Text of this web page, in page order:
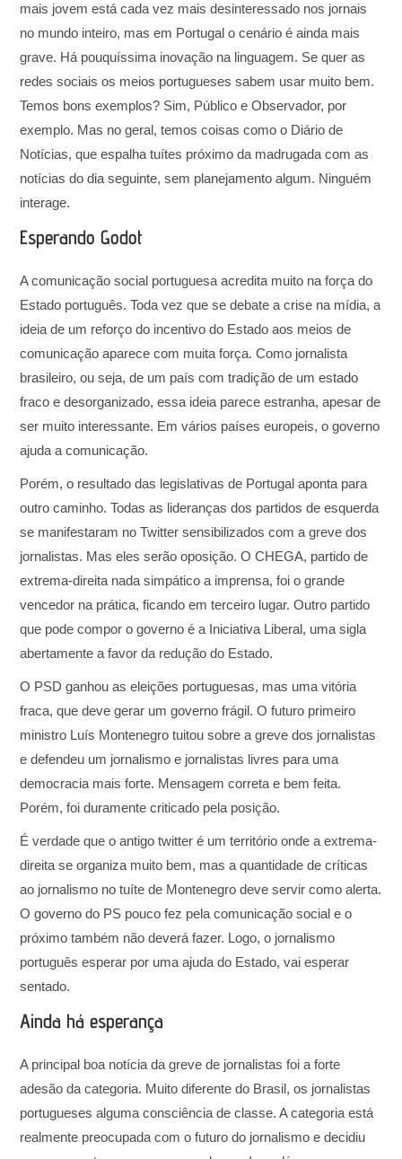
mais jovem está cada vez mais desinteressado nos jornais
no mundo inteiro, mas em Portugal o cenário é ainda mais
grave. Há pouquíssima inovação na linguagem. Se quer as
redes sociais os meios portugueses sabem usar muito bem.
Temos bons exemplos? Sim, Público e Observador, por
exemplo. Mas no geral, temos coisas como o Diário de
Notícias, que espalha tuítes próximo da madrugada com as
notícias do dia seguinte, sem planejamento algum. Ninguém
interage.
Esperando Godot
A comunicação social portuguesa acredita muito na força do
Estado português. Toda vez que se debate a crise na mídia, a
ideia de um reforço do incentivo do Estado aos meios de
comunicação aparece com muita força. Como jornalista
brasileiro, ou seja, de um país com tradição de um estado
fraco e desorganizado, essa ideia parece estranha, apesar de
ser muito interessante. Em vários países europeis, o governo
ajuda a comunicação.
Porém, o resultado das legislativas de Portugal aponta para
outro caminho. Todas as lideranças dos partidos de esquerda
se manifestaram no Twitter sensibilizados com a greve dos
jornalistas. Mas eles serão oposição. O CHEGA, partido de
extrema-direita nada simpático a imprensa, foi o grande
vencedor na prática, ficando em terceiro lugar. Outro partido
que pode compor o governo é a Iniciativa Liberal, uma sigla
abertamente a favor da redução do Estado.
O PSD ganhou as eleições portuguesas, mas uma vitória
fraca, que deve gerar um governo frágil. O futuro primeiro
ministro Luís Montenegro tuitou sobre a greve dos jornalistas
e defendeu um jornalismo e jornalistas livres para uma
democracia mais forte. Mensagem correta e bem feita.
Porém, foi duramente criticado pela posição.
É verdade que o antigo twitter é um território onde a extrema-
direita se organiza muito bem, mas a quantidade de críticas
ao jornalismo no tuíte de Montenegro deve servir como alerta.
O governo do PS pouco fez pela comunicação social e o
próximo também não deverá fazer. Logo, o jornalismo
português esperar por uma ajuda do Estado, vai esperar
sentado.
Ainda há esperança
A principal boa notícia da greve de jornalistas foi a forte
adesão da categoria. Muito diferente do Brasil, os jornalistas
portugueses alguma consciência de classe. A categoria está
realmente preocupada com o futuro do jornalismo e decidiu